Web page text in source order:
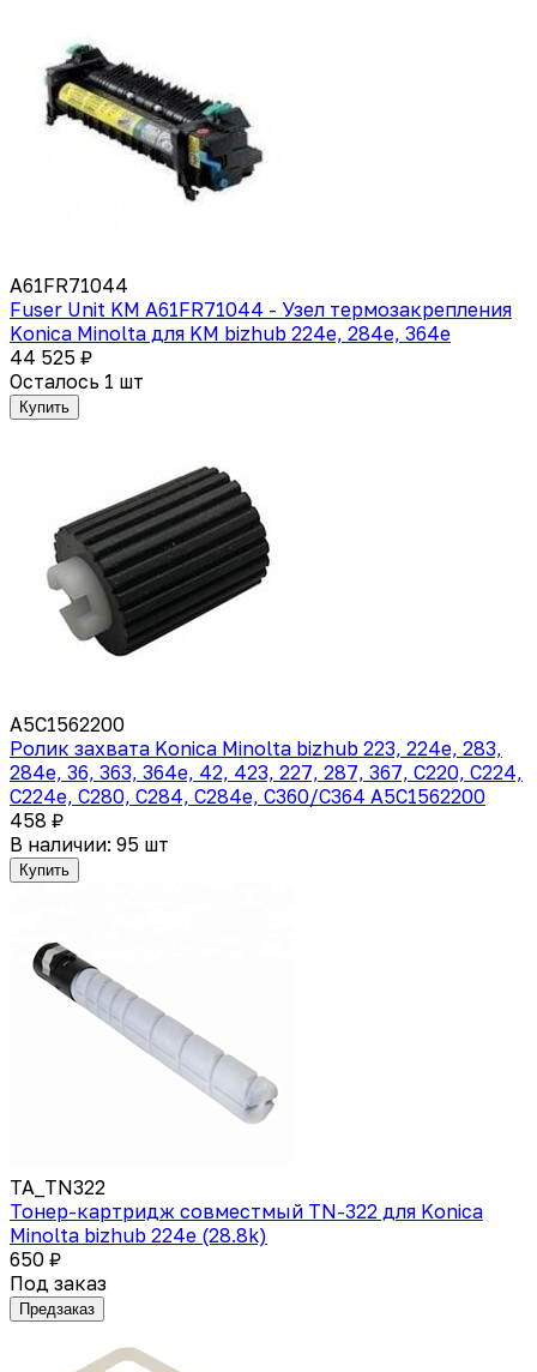
A61FR71044
Fuser Unit KM A61FR71044 - Узел термозакрепления
Konica Minolta для KM bizhub 224e, 284e, 364e
44 525 ₽
Осталось 1 шт
Купить
A5C1562200
Ролик захвата Konica Minolta bizhub 223, 224e, 283,
284e, 36, 363, 364e, 42, 423, 227, 287, 367, C220, C224,
C224e, C280, C284, C284e, C360/C364 A5C1562200
458 ₽
В наличии: 95 шт
Купить
TA_TN322
Тонер-картридж совместмый TN-322 для Konica
Minolta bizhub 224e (28.8k)
650 ₽
Под заказ
Предзаказ